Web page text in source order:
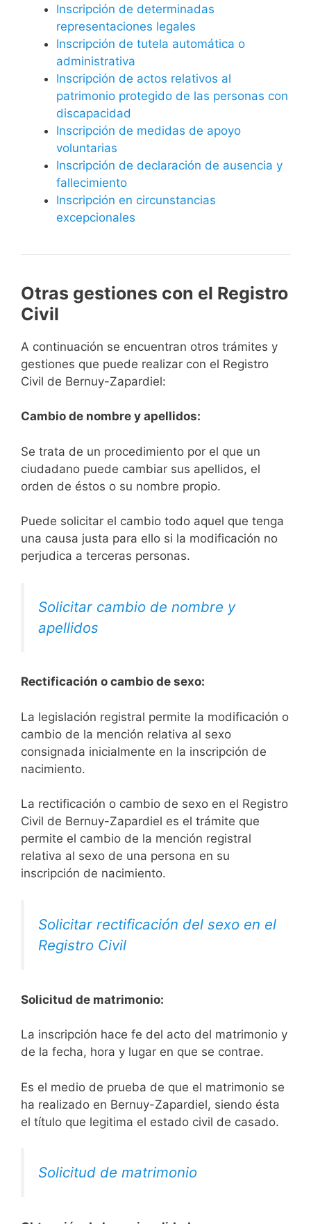
Inscripción de determinadas
representaciones legales
Inscripción de tutela automática o
administrativa
Inscripción de actos relativos al
patrimonio protegido de las personas con
discapacidad
Inscripción de medidas de apoyo
voluntarias
Inscripción de declaración de ausencia y
fallecimiento
Inscripción en circunstancias
excepcionales
Otras gestiones con el Registro
Civil
A continuación se encuentran otros trámites y
gestiones que puede realizar con el Registro
Civil de Bernuy-Zapardiel:
Cambio de nombre y apellidos:
Se trata de un procedimiento por el que un
ciudadano puede cambiar sus apellidos, el
orden de éstos o su nombre propio.
Puede solicitar el cambio todo aquel que tenga
una causa justa para ello si la modificación no
perjudica a terceras personas.
Solicitar cambio de nombre y
apellidos
Rectificación o cambio de sexo:
La legislación registral permite la modificación o
cambio de la mención relativa al sexo
consignada inicialmente en la inscripción de
nacimiento.
La rectificación o cambio de sexo en el Registro
Civil de Bernuy-Zapardiel es el trámite que
permite el cambio de la mención registral
relativa al sexo de una persona en su
inscripción de nacimiento.
Solicitar rectificación del sexo en el
Registro Civil
Solicitud de matrimonio:
La inscripción hace fe del acto del matrimonio y
de la fecha, hora y lugar en que se contrae.
Es el medio de prueba de que el matrimonio se
ha realizado en Bernuy-Zapardiel, siendo ésta
el título que legitima el estado civil de casado.
Solicitud de matrimonio